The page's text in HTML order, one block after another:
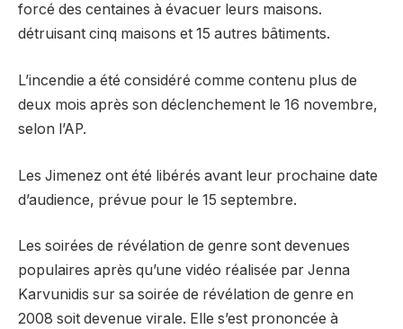
forcé des centaines à évacuer leurs maisons.
détruisant cinq maisons et 15 autres bâtiments.
L’incendie a été considéré comme contenu plus de
deux mois après son déclenchement le 16 novembre,
selon l’AP.
Les Jimenez ont été libérés avant leur prochaine date
d’audience, prévue pour le 15 septembre.
Les soirées de révélation de genre sont devenues
populaires après qu’une vidéo réalisée par Jenna
Karvunidis sur sa soirée de révélation de genre en
2008 soit devenue virale. Elle s’est prononcée à